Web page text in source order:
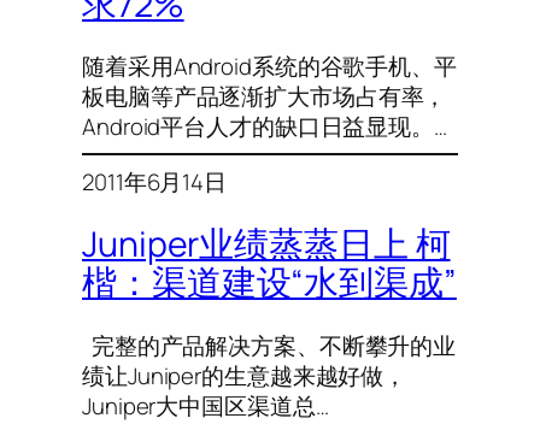
随着采用Android系统的谷歌手机、平
板电脑等产品逐渐扩大市场占有率，
Android平台人才的缺口日益显现。…
2011年6月14日
Juniper业绩蒸蒸日上 柯
楷：渠道建设“水到渠成”
完整的产品解决方案、不断攀升的业
绩让Juniper的生意越来越好做，
Juniper大中国区渠道总…